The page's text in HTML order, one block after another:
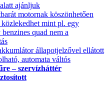
ajánljuk
motornak köszönhetően
mint pl. egy
quad nem a
állapotjelzővel ellátott
automata váltós
– szervízháttér